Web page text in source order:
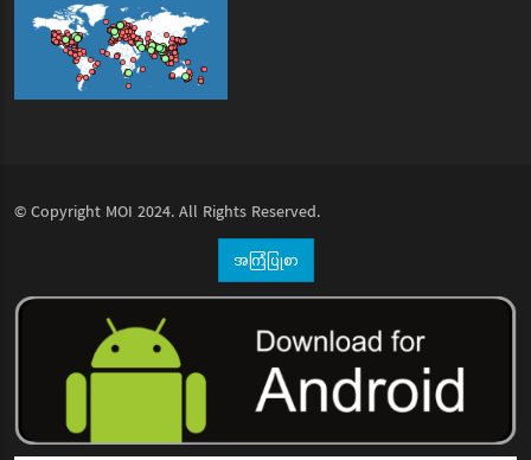
© Copyright MOI 2024. All Rights Reserved.
အကြံပြုစာ